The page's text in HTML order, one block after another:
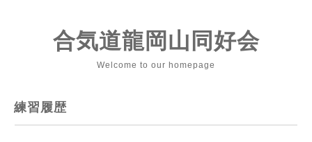
合気道龍岡山同好会
Welcome to our homepage
練習履歴